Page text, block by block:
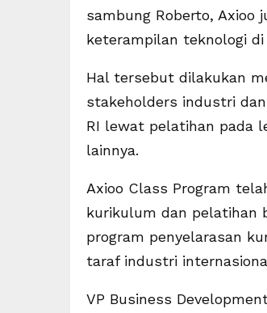
sambung Roberto,
keterampilan teknologi di
Hal tersebut dilakukan
stakeholders industri
RI lewat pelatihan pada
lainnya.
Axioo Class Program
kurikulum dan pelatihan
program penyelarasan
taraf industri
VP Business